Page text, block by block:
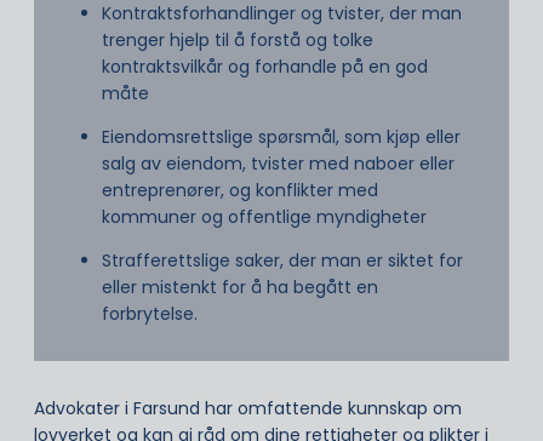
Kontraktsforhandlinger og tvister, der man
trenger hjelp til å forstå og tolke
kontraktsvilkår og forhandle på en god
måte
Eiendomsrettslige spørsmål, som kjøp eller
salg av eiendom, tvister med naboer eller
entreprenører, og konflikter med
kommuner og offentlige myndigheter
Strafferettslige saker, der man er siktet for
eller mistenkt for å ha begått en
forbrytelse.
Advokater i Farsund har omfattende kunnskap om
lovverket og kan gi råd om dine rettigheter og plikter i